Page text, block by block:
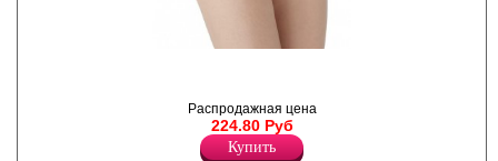
Лайкра 5%
Хлопок 95%
Распродажная цена
224.80 Руб
Купить